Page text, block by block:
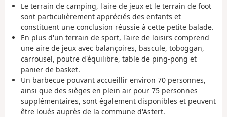
Le terrain de camping, l'aire de jeux et le terrain de foot
sont particulièrement appréciés des enfants et
constituent une conclusion réussie à cette petite balade.
En plus d'un terrain de sport, l'aire de loisirs comprend
une aire de jeux avec balançoires, bascule, toboggan,
carrousel, poutre d'équilibre, table de ping-pong et
panier de basket.
Un barbecue pouvant accueillir environ 70 personnes,
ainsi que des sièges en plein air pour 75 personnes
supplémentaires, sont également disponibles et peuvent
être loués auprès de la commune d'Astert.